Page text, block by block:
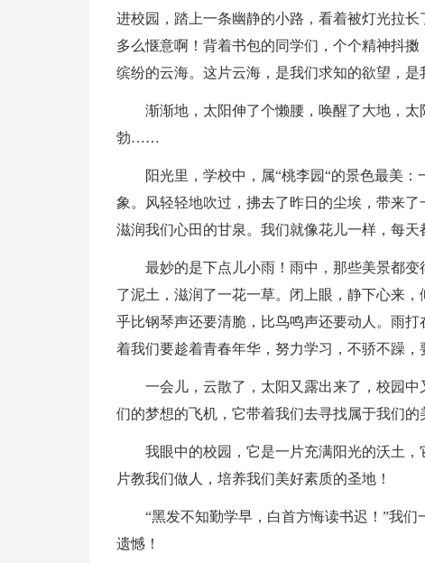
进校园，踏上一条幽静的小路，看着被灯光拉
多么惬意啊！背着书包的同学们，个个精神抖
缤纷的云海。这片云海，是我们求知的欲望，
渐渐地，太阳伸了个懒腰，唤醒了大地，
勃……
阳光里，学校中，属“桃李园“的景色最美
象。风轻轻地吹过，拂去了昨日的尘埃，带来
滋润我们心田的甘泉。我们就像花儿一样，每
最妙的是下点儿小雨！雨中，那些美景都
了泥土，滋润了一花一草。闭上眼，静下心来
乎比钢琴声还要清脆，比鸟鸣声还要动人。雨
着我们要趁着青春年华，努力学习，不骄不躁
一会儿，云散了，太阳又露出来了，校园
们的梦想的飞机，它带着我们去寻找属于我们的
我眼中的校园，它是一片充满阳光的沃土
片教我们做人，培养我们美好素质的圣地！
“黑发不知勤学早，白首方悔读书迟！”我
遗憾！